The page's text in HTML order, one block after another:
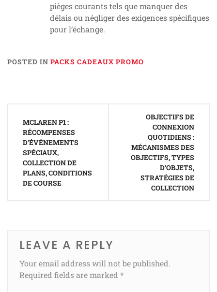
pièges courants tels que manquer des
délais ou négliger des exigences spécifiques
pour l’échange.
POSTED IN PACKS CADEAUX PROMO
navigation
MCLAREN P1 :
RÉCOMPENSES
D’ÉVÉNEMENTS
SPÉCIAUX,
COLLECTION DE
PLANS, CONDITIONS
DE COURSE
OBJECTIFS DE
CONNEXION
QUOTIDIENS :
MÉCANISMES DES
OBJECTIFS, TYPES
D’OBJETS,
STRATÉGIES DE
COLLECTION
LEAVE A REPLY
Your email address will not be published.
Required fields are marked *